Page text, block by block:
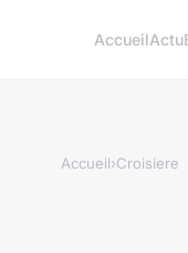
AccueilActu
Accueil›Croisiere